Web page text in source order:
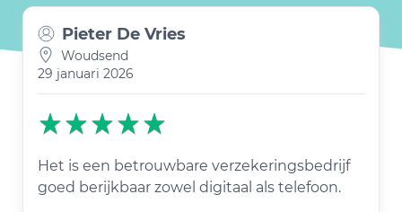
Pieter De Vries
Woudsend
29 januari 2026
Het is een betrouwbare verzekeringsbedrijf
goed berijkbaar zowel digitaal als telefoon.